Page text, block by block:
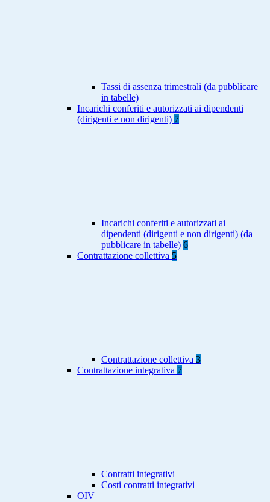
Tassi di assenza trimestrali (da pubblicare
in tabelle)
Incarichi conferiti e autorizzati ai dipendenti
(dirigenti e non dirigenti) 7
Incarichi conferiti e autorizzati ai
dipendenti (dirigenti e non dirigenti) (da
pubblicare in tabelle) 6
Contrattazione collettiva 5
Contrattazione collettiva 3
Contrattazione integrativa 7
Contratti integrativi
Costi contratti integrativi
OIV